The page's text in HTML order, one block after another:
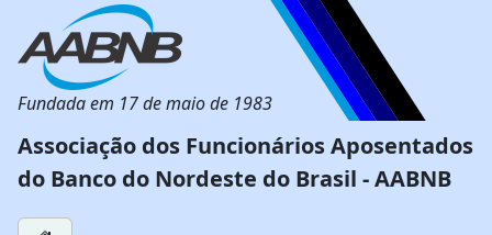
Fundada em 17 de maio de 1983
Associação dos Funcionários Aposentados
do Banco do Nordeste do Brasil - AABNB